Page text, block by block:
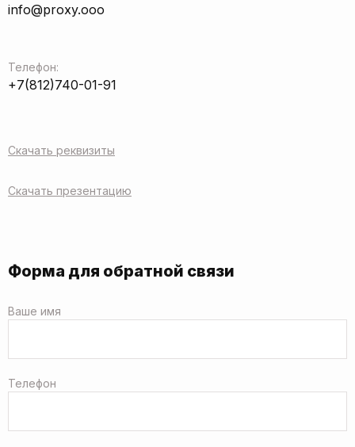
info@proxy.ooo
Телефон:
+7(812)740-01-91
Скачать реквизиты
Скачать презентацию
Форма для обратной связи
Ваше имя
Телефон